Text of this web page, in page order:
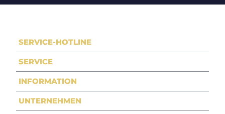
SERVICE-HOTLINE
SERVICE
INFORMATION
UNTERNEHMEN